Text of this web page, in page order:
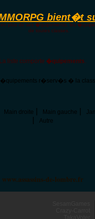
plus de ses �quipements, les
de toutes classes.
La liste comporte �quipements.
�quipements r�serv�s � la
Main droite Main gauche
Autre
www.assassins-de-lombre.fr
bient�t